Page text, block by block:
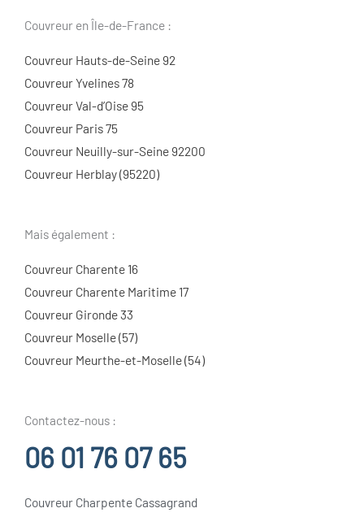
Couvreur en Île-de-France :
Couvreur Hauts-de-Seine 92
Couvreur Yvelines 78
Couvreur Val-d’Oise 95
Couvreur Paris 75
Couvreur Neuilly-sur-Seine 92200
Couvreur Herblay (95220)
Mais également :
Couvreur Charente 16
Couvreur Charente Maritime 17
Couvreur Gironde 33
Couvreur Moselle (57)
Couvreur Meurthe-et-Moselle (54)
Contactez-nous :
06 01 76 07 65
Couvreur Charpente Cassagrand